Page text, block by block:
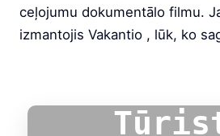
ceļojumu dokumentālo filmu.
izmantojis Vakantio , lūk, ko